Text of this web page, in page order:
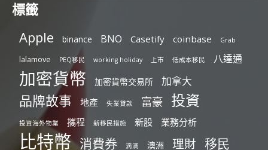
標籤
Apple binance BNO Casetify coinbase Grab
lalamove PEQ移民 working holiday 上市 低成本移民 八達通
加密貨幣 加密貨幣交易所 加拿大
品牌故事 地產 失業貸款 富豪 投資
投資海外物業 攜程 新移民措施 新股 業務分析
比特幣 消費券 滴滴 澳洲 理財 移民